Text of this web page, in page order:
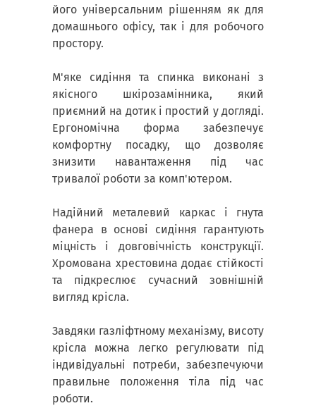
його універсальним рішенням як для
домашнього офісу, так і для робочого
простору.
М'яке сидіння та спинка виконані з
якісного шкірозамінника, який
приємний на дотик і простий у догляді.
Ергономічна форма забезпечує
комфортну посадку, що дозволяє
знизити навантаження під час
тривалої роботи за комп'ютером.
Надійний металевий каркас і гнута
фанера в основі сидіння гарантують
міцність і довговічність конструкції.
Хромована хрестовина додає стійкості
та підкреслює сучасний зовнішній
вигляд крісла.
Завдяки газліфтному механізму, висоту
крісла можна легко регулювати під
індивідуальні потреби, забезпечуючи
правильне положення тіла під час
роботи.